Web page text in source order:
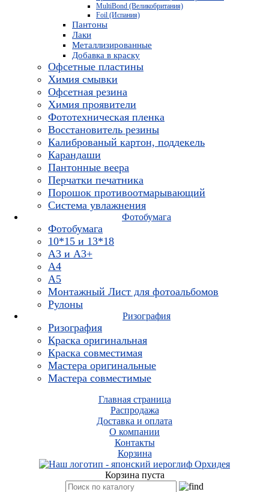
MultiBond (Великобритания)
Foil (Испания)
Пантоны
Лаки
Металлизированные
Добавка в краску
Офсетные пластины
Химия смывки
Офсетная резина
Химия проявители
Фототехническая пленка
Восстановитель резины
Калиброваный картон, поддекель
Карандаши
Пантонные веера
Перчатки печатника
Порошок противоотмарывающий
Система увлажнения
Фотобумага
Фотобумага
10*15 и 13*18
A3 и А3+
А4
А5
Монтажный Лист для фотоальбомов
Рулоны
Ризография
Ризография
Краска оригинальная
Краска совместимая
Мастера оригинальные
Мастера совместимые
Главная страница
Распродажа
Доставка и оплата
О компании
Контакты
Корзина
Корзина пуста